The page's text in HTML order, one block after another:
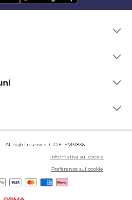
All right reserved. C.O.E. SM31836
Informativa sui cookie
Preferenze sui cookie